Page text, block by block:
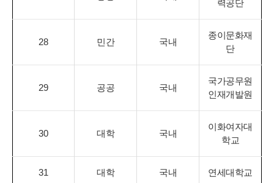
력공단
28 민간 국내
종이문화재
단
29 공공 국내
국가공무원
인재개발원
30 대학 국내
이화여자대
학교
31 대학 국내 연세대학교